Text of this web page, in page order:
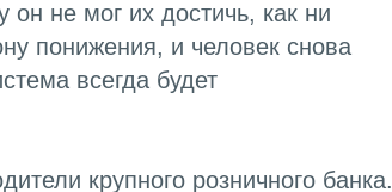
не мог их достичь, как ни
понижения, и человек снова
всегда будет
крупного розничного банка.